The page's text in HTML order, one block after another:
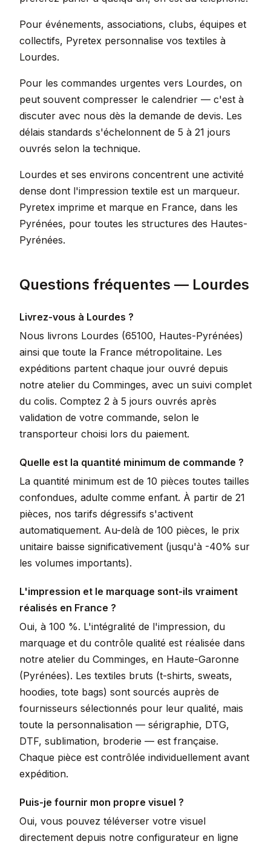
Pour événements, associations, clubs, équipes et
collectifs, Pyretex personnalise vos textiles à
Lourdes.
Pour les commandes urgentes vers Lourdes, on
peut souvent compresser le calendrier — c'est à
discuter avec nous dès la demande de devis. Les
délais standards s'échelonnent de 5 à 21 jours
ouvrés selon la technique.
Lourdes et ses environs concentrent une activité
dense dont l'impression textile est un marqueur.
Pyretex imprime et marque en France, dans les
Pyrénées, pour toutes les structures des Hautes-
Pyrénées.
Questions fréquentes — Lourdes
Livrez-vous à Lourdes ?
Nous livrons Lourdes (65100, Hautes-Pyrénées)
ainsi que toute la France métropolitaine. Les
expéditions partent chaque jour ouvré depuis
notre atelier du Comminges, avec un suivi complet
du colis. Comptez 2 à 5 jours ouvrés après
validation de votre commande, selon le
transporteur choisi lors du paiement.
Quelle est la quantité minimum de commande ?
La quantité minimum est de 10 pièces toutes tailles
confondues, adulte comme enfant. À partir de 21
pièces, nos tarifs dégressifs s'activent
automatiquement. Au-delà de 100 pièces, le prix
unitaire baisse significativement (jusqu'à -40% sur
les volumes importants).
L'impression et le marquage sont-ils vraiment
réalisés en France ?
Oui, à 100 %. L'intégralité de l'impression, du
marquage et du contrôle qualité est réalisée dans
notre atelier du Comminges, en Haute-Garonne
(Pyrénées). Les textiles bruts (t-shirts, sweats,
hoodies, tote bags) sont sourcés auprès de
fournisseurs sélectionnés pour leur qualité, mais
toute la personnalisation — sérigraphie, DTG,
DTF, sublimation, broderie — est française.
Chaque pièce est contrôlée individuellement avant
expédition.
Puis-je fournir mon propre visuel ?
Oui, vous pouvez téléverser votre visuel
directement depuis notre configurateur en ligne